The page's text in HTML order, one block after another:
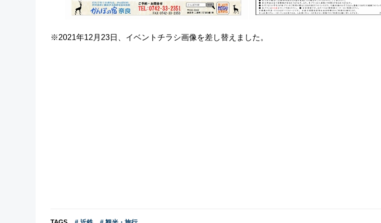
※2021年12月23日、イベントチラシ画像を差し替えました。